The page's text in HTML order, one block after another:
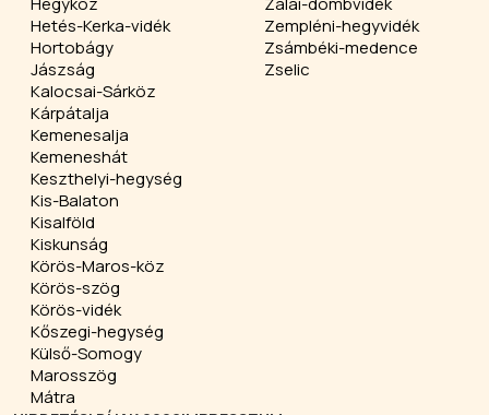
Hetés-Kerka-vidék
Hortobágy
Jászság
Kalocsai-Sárköz
Kárpátalja
Kemenesalja
Kemeneshát
Keszthelyi-hegység
Kis-Balaton
Kisalföld
Kiskunság
Körös-Maros-köz
Körös-szög
Körös-vidék
Kőszegi-hegység
Külső-Somogy
Marosszög
Mátra
Zempléni-hegyvidék
Zsámbéki-medence
Zselic